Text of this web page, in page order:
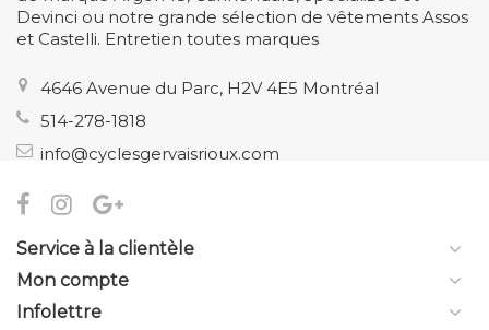
Devinci ou notre grande sélection de vêtements Assos
et Castelli. Entretien toutes marques
4646 Avenue du Parc, H2V 4E5 Montréal
514-278-1818
info@cyclesgervaisrioux.com
Service à la clientèle
Mon compte
Infolettre